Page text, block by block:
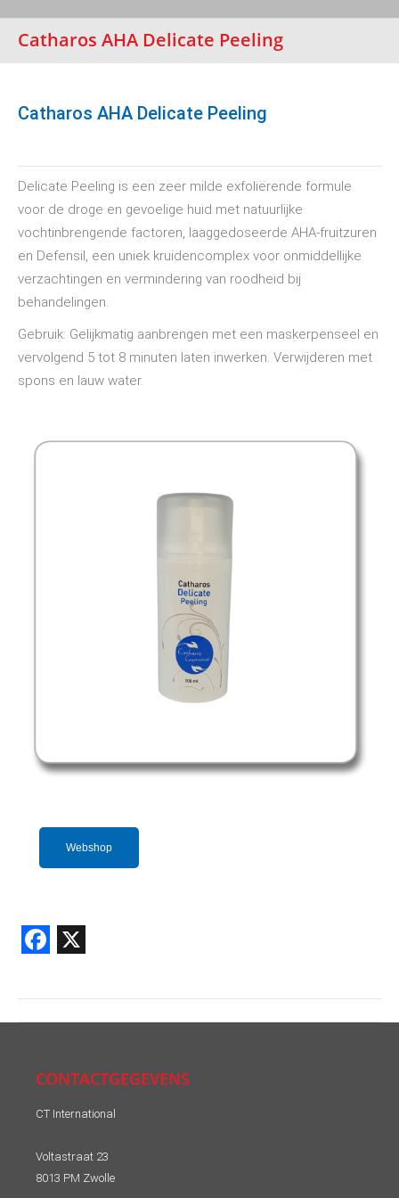
Catharos AHA Delicate Peeling
Catharos AHA Delicate Peeling
Delicate Peeling is een zeer milde exfoliërende formule
voor de droge en gevoelige huid met natuurlijke
vochtinbrengende factoren, laaggedoseerde AHA-fruitzuren
en Defensil, een uniek kruidencomplex voor onmiddellijke
verzachtingen en vermindering van roodheid bij
behandelingen.
Gebruik: Gelijkmatig aanbrengen met een maskerpenseel en
vervolgend 5 tot 8 minuten laten inwerken. Verwijderen met
spons en lauw water.
Webshop
CONTACTGEGEVENS
CT International
Voltastraat 23
8013 PM Zwolle